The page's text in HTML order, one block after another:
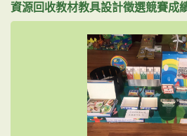
資源回收教材教具設計徵選競賽成